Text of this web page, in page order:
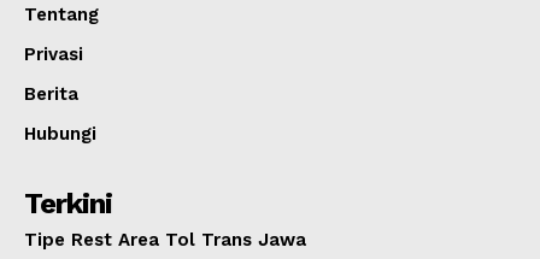
Tentang
Privasi
Berita
Hubungi
Terkini
Tipe Rest Area Tol Trans Jawa